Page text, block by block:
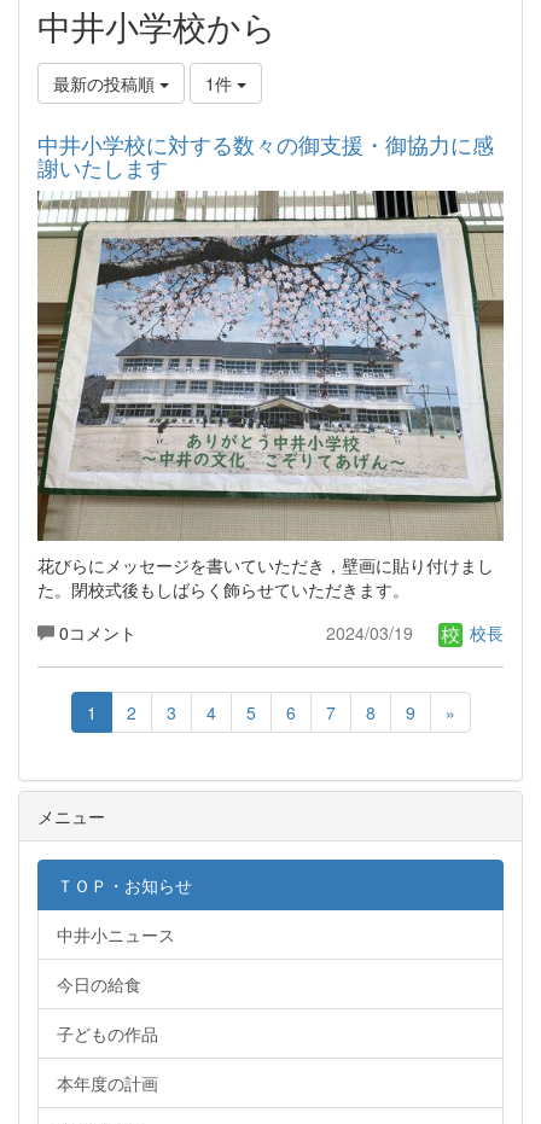
中井小学校から
最新の投稿順 1件
中井小学校に対する数々の御支援・御協力に感
謝いたします
花びらにメッセージを書いていただき，壁画に貼り付けまし
た。閉校式後もしばらく飾らせていただきます。
0コメント
2024/03/19 校長
1 2 3 4 5 6 7 8 9 »
メニュー
ＴＯＰ・お知らせ
中井小ニュース
今日の給食
子どもの作品
本年度の計画